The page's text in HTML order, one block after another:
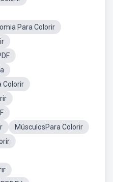
Para Colorir
Colorir
MúsculosPara Colorir